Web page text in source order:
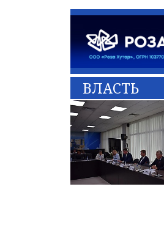
ВЛАСТЬ